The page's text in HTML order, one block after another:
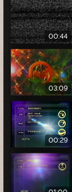
00:44
03:09
00:29